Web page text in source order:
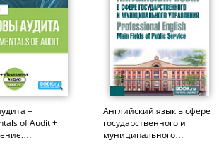
=
of Audit +
Английский язык в сфере
государственного и
муниципального